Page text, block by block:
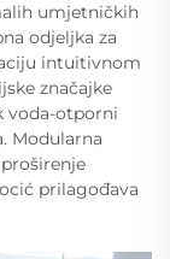
umjetničkih
odjeljka za
intuitivnom
značajke
voda-otporni
Modularna
prilagođava